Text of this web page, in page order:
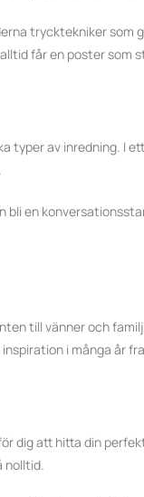
trycktekniker
får en poster som
typer av inredning. I
en
till vänner och
i många år
dig att hitta din
nolltid.